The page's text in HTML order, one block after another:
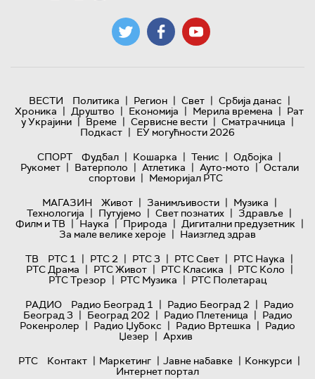
ВЕСТИ Политика | Регион | Свет | Србија данас |
Хроника | Друштво | Економија | Мерила времена | Рат
у Украјини | Време | Сервисне вести | Сматрачница |
Подкаст | ЕУ могућности 2026
СПОРТ
Фудбал | Кошарка | Тенис | Одбојка |
Рукомет | Ватерполо | Атлетика | Ауто-мото | Остали
спортови | Меморијал РТС
МАГАЗИН
Живот | Занимљивости | Музика |
Технологијa | Путујемо | Свет познатих | Здравље |
Филм и ТВ | Наука | Природа | Дигитални предузетник |
За мале велике хероје | Наизглед здрав
ТВ
РТС 1 | РТС 2 | РТС 3 | РТС Свет | РТС Наука |
РТС Драма | РТС Живот | РТС Класика | РТС Коло |
РТС Трезор | РТС Музика | РТС Полетарац
РАДИО
Радио Београд 1 | Радио Београд 2 | Радио
Београд 3 | Београд 202 | Радио Плетеница | Радио
Рокенролер | Радио Џубокс | Радио Вртешка | Радио
Џезер | Архив
РТС
Контакт | Маркетинг | Јавне набавке | Конкурси |
Интернет портал